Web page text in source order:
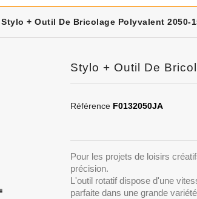
Stylo + Outil De Bricolage Polyvalent 2050-
Stylo + Outil De
Référence F0132050JA
Pour les projets de loisirs
précision.
L'outil rotatif dispose d'une
parfaite dans une grande